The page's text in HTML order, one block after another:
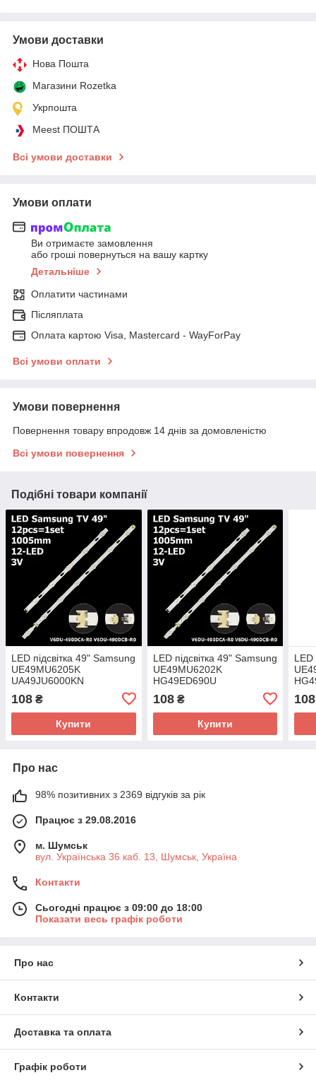
Умови доставки
Нова Пошта
Магазини Rozetka
Укрпошта
Meest ПОШТА
Всі умови доставки
Умови оплати
Ви отримаєте замовлення
або гроші повернуться на вашу картку
Детальніше
Оплатити частинами
Післяплата
Оплата картою Visa, Mastercard - WayForPay
Всі умови оплати
Умови повернення
Повернення товару впродовж 14 днів за домовленістю
Всі умови повернення
Подібні товари компанії
LED підсвітка 49" Samsung
UE49MU6205K
UA49JU6000KN
108 ₴
Купити
LED підсвітка 49" Samsung
UE49MU6202K
HG49ED690U
108₴
Купити
LED
108
Про нас
98% позитивних з 2369 відгуків за рік
Працює з 29.08.2016
м. Шумськ
вул. Українська 36 каб. 13, Шумськ, Україна
Контакти
Сьогодні працює з 09:00 до 18:00
Показати весь графік роботи
Про нас
Контакти
Доставка та оплата
Графік роботи